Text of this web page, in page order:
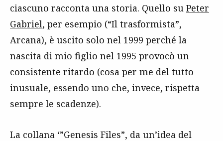
ciascuno racconta una storia. Quello su Peter
Gabriel, per esempio (“Il trasformista”,
Arcana), è uscito solo nel 1999 perché la
nascita di mio figlio nel 1995 provocò un
consistente ritardo (cosa per me del tutto
inusuale, essendo uno che, invece, rispetta
sempre le scadenze).
La collana ‘”Genesis Files”, da un’idea del